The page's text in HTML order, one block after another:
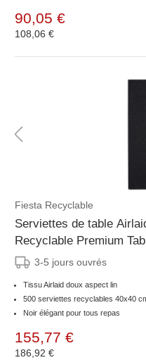
90,05 €
108,06 €
Fiesta Recyclable
Serviettes de table
Recyclable Premium
500)3-5 jours ouvrés
Tissu Airlaid doux aspect lin
500 serviettes recyclables 40x40
Noir élégant pour tous repas
155,77 €
186,92 €